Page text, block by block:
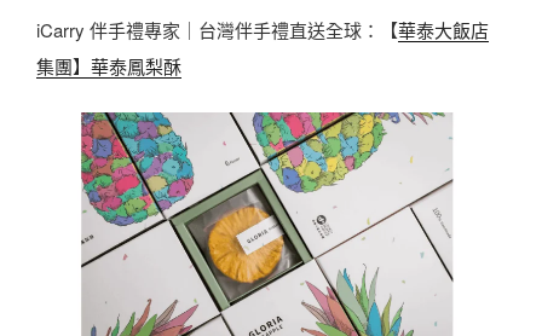
iCarry 伴手禮專家｜台灣伴手禮直送全球：【華泰大飯店
集團】華泰鳳梨酥